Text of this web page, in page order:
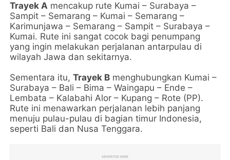
Trayek A mencakup rute Kumai – Surabaya –
Sampit – Semarang – Kumai – Semarang –
Karimunjawa – Semarang – Sampit – Surabaya –
Kumai. Rute ini sangat cocok bagi penumpang
yang ingin melakukan perjalanan antarpulau di
wilayah Jawa dan sekitarnya.
Sementara itu,Trayek B menghubungkan Kumai –
Surabaya – Bali – Bima – Waingapu – Ende –
Lembata – Kalabahi Alor – Kupang – Rote (PP).
Rute ini menawarkan perjalanan lebih panjang
menuju pulau-pulau di bagian timur Indonesia,
seperti Bali dan Nusa Tenggara.